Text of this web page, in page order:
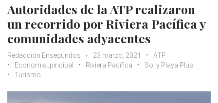
Autoridades de la ATP realizaron
un recorrido por Riviera Pacífica y
comunidades adyacentes
Redacción Ensegundos 23 marzo, 2021
ATP
Economia_pincipal
Riviera Pacífica
Sol y Playa Plus
Turismo